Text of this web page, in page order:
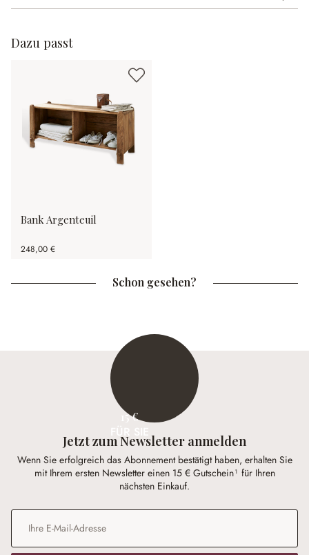
Dazu passt
Bank Argenteuil
248,00 €
Schon gesehen?
15 €
Jetzt zum Newsletter anmelden
Wenn Sie erfolgreich das Abonnement bestätigt haben, erhalten Sie
mit Ihrem ersten Newsletter einen 15 € Gutschein¹ für Ihren
nächsten Einkauf.
E-Mail-Adresse